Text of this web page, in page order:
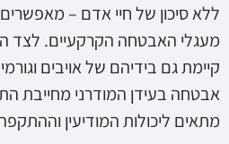
ללא סיכון של חיי אדם –
מעגלי האבטחה הקרקעיים. לצד
קיימת גם בידיהם של אויבים
אבטחה בעידן המודרני מחייבת
מתאים ליכולות המודיעין